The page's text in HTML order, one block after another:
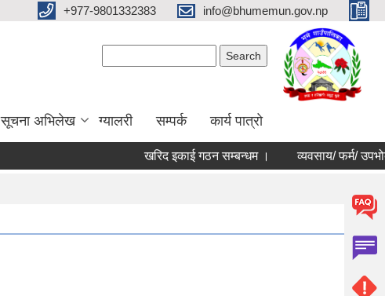
+977-9801332383 info@bhumemun.gov.np
सूचना अभिलेख ग्यालरी सम्पर्क कार्य पात्रो
खरिद इकाई गठन सम्बन्धम । व्यवसाय/ फर्म/ उपभोक्ता /